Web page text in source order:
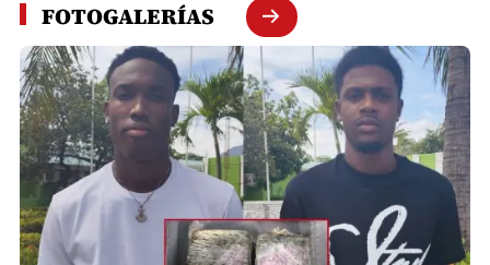
FOTOGALERÍAS